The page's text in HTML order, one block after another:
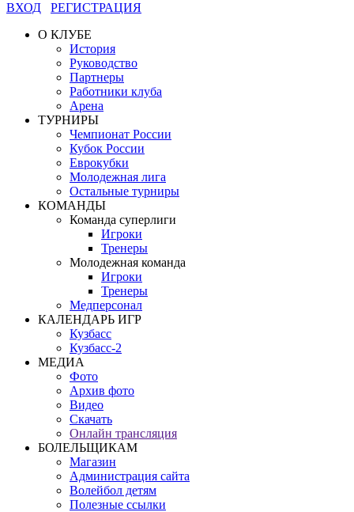
ВХОД
РЕГИСТРАЦИЯ
О КЛУБЕ
История
Руководство
Партнеры
Работники клуба
Арена
ТУРНИРЫ
Чемпионат России
Кубок России
Еврокубки
Молодежная лига
Остальные турниры
КОМАНДЫ
Команда суперлиги
Игроки
Тренеры
Молодежная команда
Игроки
Тренеры
Медперсонал
КАЛЕНДАРЬ ИГР
Кузбасс
Кузбасс-2
МЕДИА
Фото
Архив фото
Видео
Скачать
Онлайн трансляция
БОЛЕЛЬЩИКАМ
Магазин
Администрация сайта
Волейбол детям
Полезные ссылки